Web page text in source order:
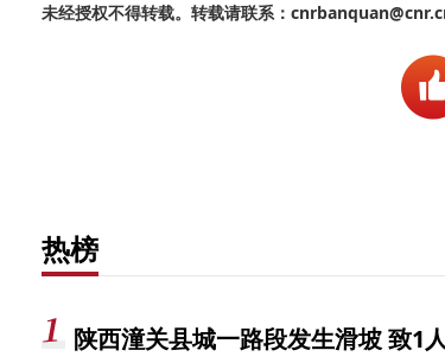
未经授权不得转载。转载请联系：
热榜
陕西潼关县城一路段发生滑坡 致1